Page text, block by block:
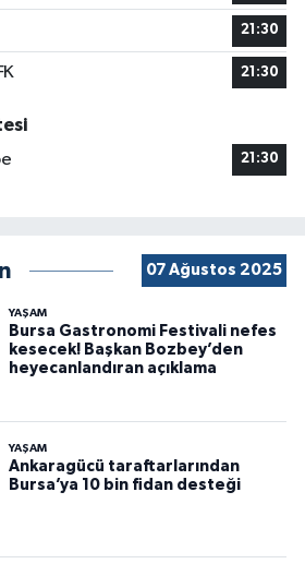
21:30
21:30
21:30
07 Ağustos 2025
YAŞAM
Bursa Gastronomi Festivali nefes
kesecek! Başkan Bozbey’den
heyecanlandıran açıklama
YAŞAM
Ankaragücü taraftarlarından
Bursa’ya 10 bin fidan desteği